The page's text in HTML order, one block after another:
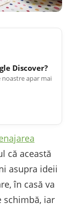
Discover?
noastre apar mai
că această
asupra ideii
în casă va
schimbă, iar